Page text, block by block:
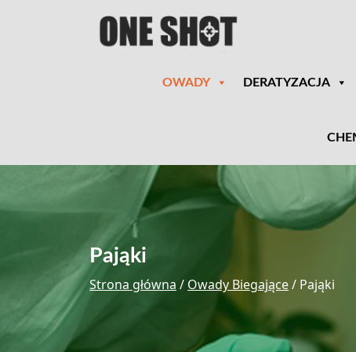
OWADY DERATYZACJA
Pająki
Strona główna / Owady Biegające/ Pająki